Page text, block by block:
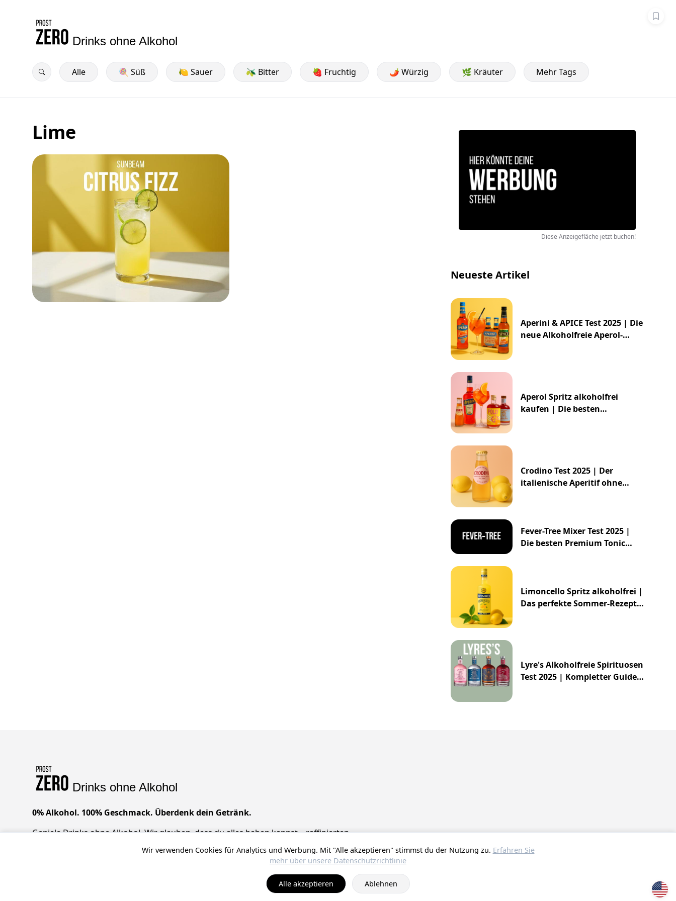
Drinks ohne Alkohol
Alle 🍭 Süß 🍋 Sauer 🫒 Bitter 🍓 Fruchtig 🌶️ Würzig 🌿 Kräuter Mehr Tags
Lime
Diese Anzeigefläche jetzt buchen!
Neueste Artikel
Aperini & APICE Test 2025 | Die
neue Alkoholfreie Aperol-
Aperol Spritz alkoholfrei
kaufen | Die besten
Crodino Test 2025 | Der
italienische Aperitif ohne
Fever-Tree Mixer Test 2025 |
Die besten Premium Tonic
Limoncello Spritz alkoholfrei |
Das perfekte Sommer-Rezept
Lyre's Alkoholfreie Spirituosen
Test 2025 | Kompletter Guide
Drinks ohne Alkohol
0% Alkohol. 100% Geschmack. Überdenk dein Getränk.
Geniale Drinks ohne Alkohol. Wir glauben, dass du alles haben kannst – raffinierten
Geschmack, null Kompromisse. Prost!
© 2025 ProstZero.Über uns . Run byGefühlt Beta UG
Wir verwenden Cookies für Analytics und Werbung. Mit "Alle akzeptieren" stimmst du der Nutzung zu. Erfahren Sie
mehr über unsere Datenschutzrichtlinie
Alle akzeptieren Ablehnen